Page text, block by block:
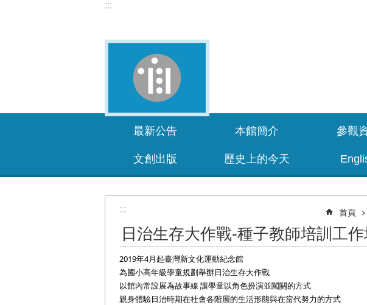
:::
最新公告 本館簡介 參觀
文創出版 歷史上的今天
::: 首頁
日治生存大作戰-種子教師培訓工作
2019年4月起臺灣新文化運動紀念館
為國小高年級學童規劃舉辦日治生存大作戰
以館內常設展為故事線 讓學童以角色扮演並闖關的方式
親身體驗日治時期在社會各階層的生活形態與在當代努力的方式